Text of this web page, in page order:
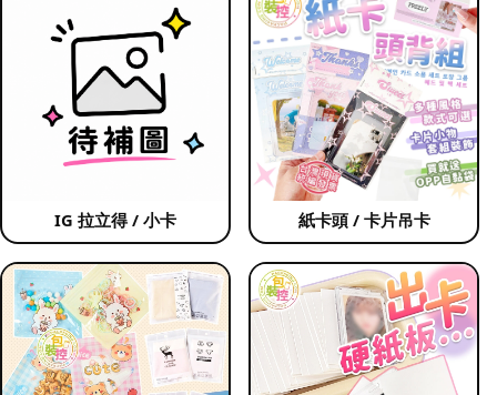
IG 拉立得 / 小卡 紙卡頭 / 卡片吊卡